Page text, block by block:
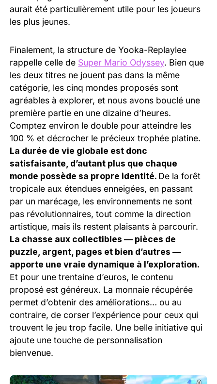
aurait été particulièrement utile pour les joueurs
les plus jeunes.
Finalement, la structure de Yooka-Replaylee
rappelle celle de Super Mario Odyssey. Bien que
les deux titres ne jouent pas dans la même
catégorie, les cinq mondes proposés sont
agréables à explorer, et nous avons bouclé une
première partie en une dizaine d’heures.
Comptez environ le double pour atteindre les
100 % et décrocher le précieux trophée platine.
La durée de vie globale est donc
satisfaisante, d’autant plus que chaque
monde possède sa propre identité. De la forêt
tropicale aux étendues enneigées, en passant
par un marécage, les environnements ne sont
pas révolutionnaires, tout comme la direction
artistique, mais ils restent plaisants à parcourir.
La chasse aux collectibles — pièces de
puzzle, argent, pages et bien d’autres —
apporte une vraie dynamique à l’exploration.
Et pour une trentaine d’euros, le contenu
proposé est généreux. La monnaie récupérée
permet d’obtenir des améliorations… ou au
contraire, de corser l’expérience pour ceux qui
trouvent le jeu trop facile. Une belle initiative qui
ajoute une touche de personnalisation
bienvenue.